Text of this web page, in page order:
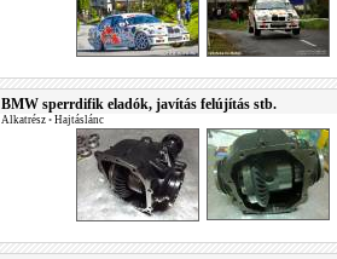
BMW sperrdifik eladók, javítás felújítás stb.
Alkatrész • Hajtáslánc